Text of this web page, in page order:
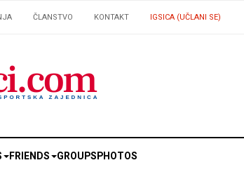
ČLANSTVO KONTAKT IGSICA (UČLANI SE)
FRIENDS GROUPSPHOTOS